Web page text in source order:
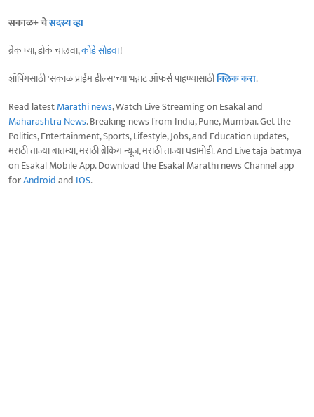
सकाळ+ चेसदस्य व्हा
ब्रेक घ्या, डोकं चालवा,कोडे सोडवा!
शॉपिंगसाठी 'सकाळ प्राईम डील्स'च्या भन्नाट ऑफर्स पाहण्यासाठीक्लिक करा.
Read latestMarathi news, Watch Live Streaming on Esakal and
Maharashtra News. Breaking news from India, Pune, Mumbai. Get the
Politics, Entertainment, Sports, Lifestyle, Jobs, and Education updates,
मराठी ताज्या बातम्या, मराठी ब्रेकिंग न्यूज, मराठी ताज्या घडामोडी. And Live taja batmya
on Esakal Mobile App. Download the Esakal Marathi news Channel app
forAndroidand IOS.